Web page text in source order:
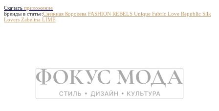
Скачать приложение
Бренды в статье:Снежная Королева FASHION REBELS Unique Fabric Love Republic Silk
Lovers Zabelina LIME